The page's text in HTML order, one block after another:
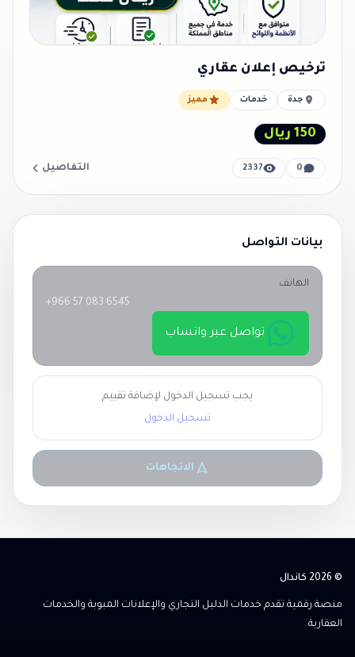
ترخيص إعلان عقاري
جدة خدمات مميز
150 ريال
0
2337 التفاصيل
بيانات التواصل
الهاتف
+966 57 083 6545
تواصل عبر واتساب
يجب تسجيل الدخول لإضافة تقييم
تسجيل الدخول
الاتجاهات
© 2026 كاندال
منصة رقمية تقدم خدمات الدليل التجاري والإعلانات المبوبة والخدمات
العقارية